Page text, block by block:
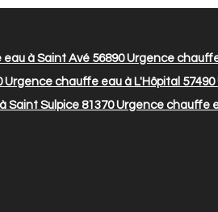
à Saint Avé 56890Urgence
Urgence chauffe eau à L'Hôpital 57490
Saint Sulpice 81370Urgence chauffe